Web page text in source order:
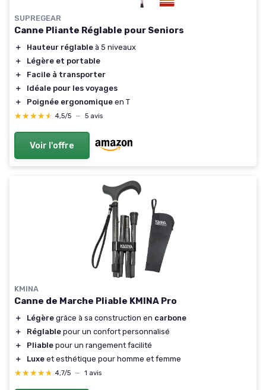
SUPREGEAR
Canne Pliante Réglable pour Seniors
＋ Hauteur réglable à 5 niveaux
＋
Légère et portable
＋
Facile à transporter
＋
Idéale pour les voyages
＋
Poignée ergonomique en T
★★★★★
★★★★★ 4,5/5 — 5 avis
Voir l'offre
KMINA
Canne de Marche Pliable KMINA Pro
＋ Légère grâce à sa construction en carbone
＋
Réglable pour un confort personnalisé
＋
Pliable pour un rangement facilité
＋
Luxe et esthétique pour homme et femme
★★★★★
★★★★★ 4,7/5 — 1 avis